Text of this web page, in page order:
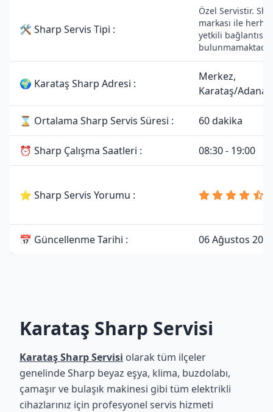
🛠 Sharp Servis Tipi :
Özel Servistir.
markası ile
yetkili bağlantısı
bulunmamaktadır.
🌍 Karataş Sharp Adresi :
Merkez,
Karataş/Adana
⌛ Ortalama Sharp Servis Süresi : 60 dakika
⏰ Sharp Çalışma Saatleri : 08:30 - 19:00
⭐ Sharp Servis Yorumu :
📅 Güncellenme Tarihi : 06 Ağustos
Karataş Sharp Servisi
Karataş Sharp Servisi olarak tüm ilçeler
genelinde Sharp beyaz eşya, klima, buzdolabı,
çamaşır ve bulaşık makinesi gibi tüm elektrikli
cihazlarınız için profesyonel servis hizmeti